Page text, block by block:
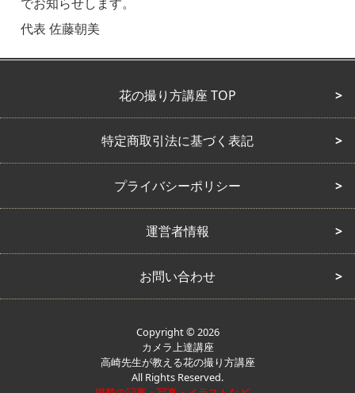
代表 佐藤朝美
花の撮り方講座 TOP
特定商取引法に基づく表記
プライバシーポリシー
運営者情報
お問い合わせ
Copyright © 2026
カメラ上達講座
高崎先生が教える花の撮り方講座
All Rights Reserved.